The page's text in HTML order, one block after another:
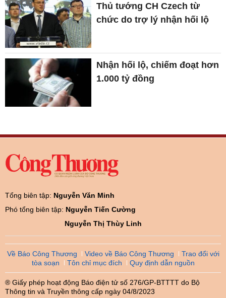
Thủ tướng CH Czech từ
chức do trợ lý nhận hối lộ
Nhận hối lộ, chiếm đoạt hơn
1.000 tỷ đồng
Tổng biên tập: Nguyễn Văn Minh
Phó tổng biên tập: Nguyễn Tiến Cường
Nguyễn Thị Thùy Linh
Về Báo Công Thương Video về Báo Công Thương
Trao đổi với
tòa soạn
Tôn chỉ mục đích Quy định dẫn nguồn
® Giấy phép hoạt động Báo điện tử số 276/GP-BTTTT do Bộ
Thông tin và Truyền thông cấp ngày 04/8/2023